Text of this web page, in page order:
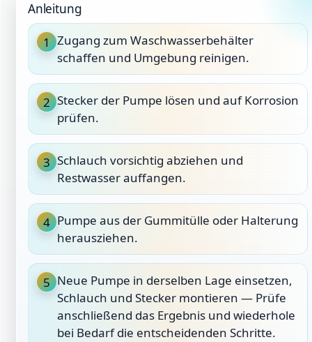
Anleitung
1 Zugang zum Waschwasserbehälter
schaffen und Umgebung reinigen.
2 Stecker der Pumpe lösen und auf Korrosion
prüfen.
3 Schlauch vorsichtig abziehen und
Restwasser auffangen.
4 Pumpe aus der Gummitülle oder Halterung
herausziehen.
5 Neue Pumpe in derselben Lage einsetzen,
Schlauch und Stecker montieren — Prüfe
anschließend das Ergebnis und wiederhole
bei Bedarf die entscheidenden Schritte.